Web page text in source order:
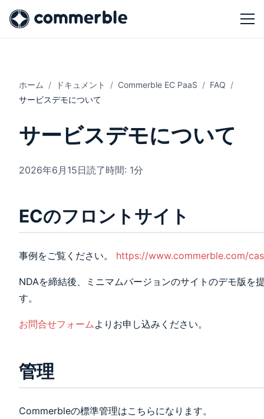
ホーム ドキュメント Commerble EC PaaS
FAQ
サービスデモについて
サービスデモについて
2026年6月15日読了時間: 1分
ECのフロントサイト
事例をご覧ください。 https://www.commerble.com/
NDAを締結後、ミニマムバージョンのサイトのデモ版を
す。
お問合せフォームよりお申し込みください。
管理
Commerbleの標準管理はこちらになります。